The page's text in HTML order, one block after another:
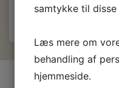
INFORMATIONER
samtykke til
Læs mere om
behandling af
hjemmeside.